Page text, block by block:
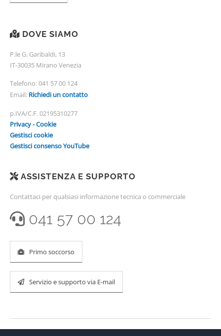
DOVE SIAMO
P.le G. Garibaldi, 13
IT-30035 Mirano Venezia
Telefono:041 57 00 124
Email: Richiedi un contatto
p.IVA/C.F. 02195310277
Privacy - Cookie
Gestisci cookie
Gestisci consenso YouTube
ASSISTENZA E SUPPORTO
Contattaci per qualsiasi informazione tecnica o commerciale
041 57 00 124
Primo soccorso
Servizio e supporto via E-mail